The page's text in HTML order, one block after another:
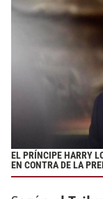
EL PRÍNCIPE HARRY
EN CONTRA DE LA